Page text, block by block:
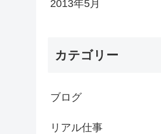
2013年5月
カテゴリー
ブログ
リアル仕事